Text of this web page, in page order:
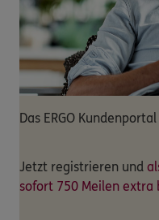
Das ERGO Kundenportal
Jetzt registrieren und
sofort 750 Meilen extra